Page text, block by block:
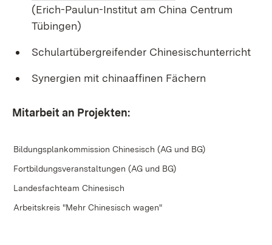
(Erich-Paulun-Institut am China Centrum
Tübingen)
Schulartübergreifender Chinesischunterricht
Synergien mit chinaaffinen Fächern
Mitarbeit an Projekten:
Bildungsplankommission Chinesisch (AG und BG)
Fortbildungsveranstaltungen (AG und BG)
Landesfachteam Chinesisch
Arbeitskreis "Mehr Chinesisch wagen"